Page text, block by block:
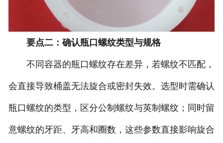
要点二：确认瓶口螺纹类型与规格
不同容器的瓶口螺纹存在差异，若螺纹不匹配，
会直接导致桶盖无法旋合或密封失效。选型时需确认
瓶口螺纹的类型，区分公制螺纹与英制螺纹；同时留
意螺纹的牙距、牙高和圈数，这些参数直接影响旋合